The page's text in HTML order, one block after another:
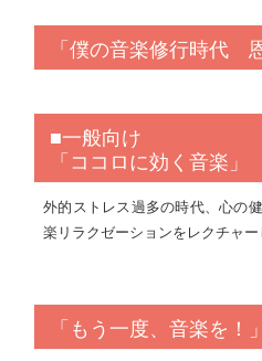
「僕の音楽修行時代
■一般向け
「ココロに効く音楽」
外的ストレス過多の時代、心の
楽リラクゼーションをレクチャ
「もう一度、音楽を